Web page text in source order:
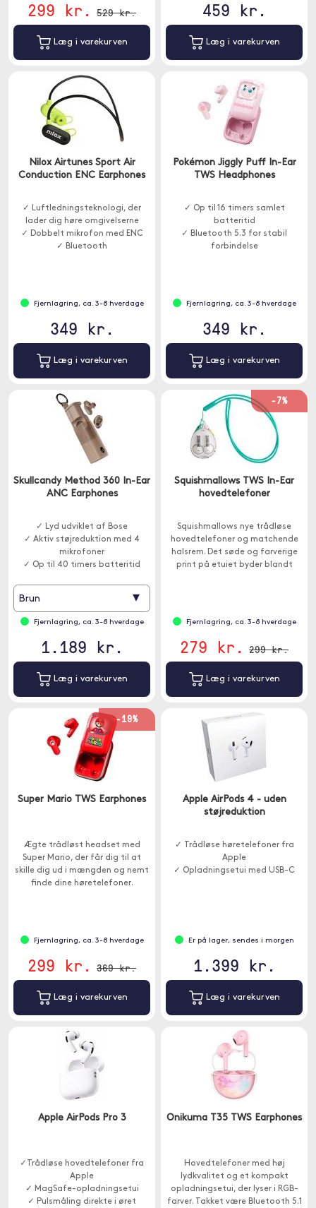
299 kr. 529 kr.
Læg i varekurven
459 kr.
Læg i varekurven
Nilox Airtunes Sport Air
Conduction ENC Earphones
✓ Luftledningsteknologi, der
lader dig høre omgivelserne
✓ Dobbelt mikrofon med ENC
✓ Bluetooth
Fjernlagring, ca. 3-8 hverdage
349 kr.
Læg i varekurven
Pokémon Jiggly Puff In-Ear
TWS Headphones
✓ Op til 16 timers samlet
batteritid
✓ Bluetooth 5.3 for stabil
forbindelse
Fjernlagring, ca. 3-8 hverdage
349 kr.
Læg i varekurven
Skullcandy Method 360 In-Ear
ANC Earphones
✓ Lyd udviklet af Bose
✓ Aktiv støjreduktion med 4
mikrofoner
✓ Op til 40 timers batteritid
Brun ▾
Fjernlagring, ca. 3-8 hverdage
1.189 kr.
Læg i varekurven
-7%
Squishmallows TWS In-Ear
hovedtelefoner
Squishmallows nye trådløse
hovedtelefoner og matchende
halsrem. Det søde og farverige
print på etuiet byder blandt
Fjernlagring, ca. 3-8 hverdage
279 kr. 299 kr.
Læg i varekurven
-19%
Super Mario TWS Earphones
Ægte trådløst headset med
Super Mario, der får dig til at
skille dig ud i mængden og nemt
finde dine høretelefoner.
Fjernlagring, ca. 3-8 hverdage
299 kr. 369 kr.
Læg i varekurven
Apple AirPods 4 - uden
støjreduktion
✓ Trådløse høretelefoner fra
Apple
✓ Opladningsetui med USB-C
Er på lager, sendes i morgen
1.399 kr.
Læg i varekurven
Apple AirPods Pro 3
✓Trådløse hovedtelefoner fra
Apple
✓ MagSafe-opladningsetui
✓ Pulsmåling direkte i øret
Onikuma T35 TWS Earphones
Hovedtelefoner med høj
lydkvalitet og et kompakt
opladningsetui, der lyser i RGB-
farver. Takket være Bluetooth 5.1